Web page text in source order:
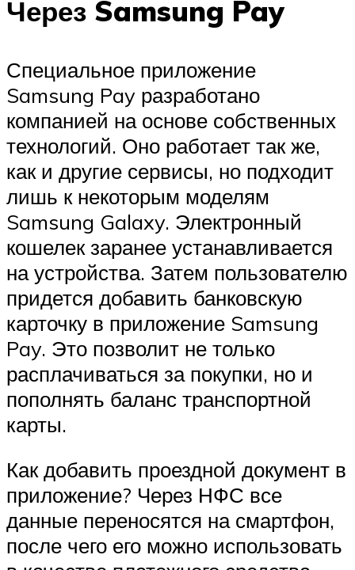
Через Samsung Pay
Специальное приложение
Samsung Pay разработано
компанией на основе собственных
технологий. Оно работает так же,
как и другие сервисы, но подходит
лишь к некоторым моделям
Samsung Galaxy. Электронный
кошелек заранее устанавливается
на устройства. Затем пользователю
придется добавить банковскую
карточку в приложение Samsung
Pay. Это позволит не только
расплачиваться за покупки, но и
пополнять баланс транспортной
карты.
Как добавить проездной документ в
приложение? Через НФС все
данные переносятся на смартфон,
после чего его можно использовать